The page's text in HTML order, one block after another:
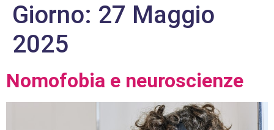
Giorno: 27 Maggio
2025
Nomofobia e neuroscienze